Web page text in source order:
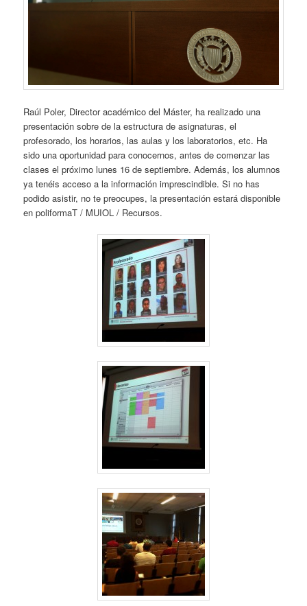
Raúl Poler, Director académico del Máster, ha realizado una
presentación sobre de la estructura de asignaturas, el
profesorado, los horarios, las aulas y los laboratorios, etc. Ha
sido una oportunidad para conocernos, antes de comenzar las
clases el próximo lunes 16 de septiembre. Además, los alumnos
ya tenéis acceso a la información imprescindible. Si no has
podido asistir, no te preocupes, la presentación estará disponible
en poliformaT / MUIOL / Recursos.